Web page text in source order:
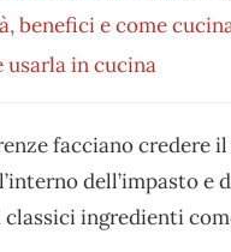
benefici e come
usarla in cucina
facciano
dell’impasto e
ingredienti